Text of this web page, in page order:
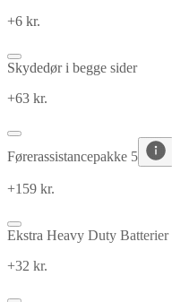
+6 kr.
Skydedør i begge sider
+63 kr.
Førerassistancepakke 5
+159 kr.
Ekstra Heavy Duty Batterier
+32 kr.